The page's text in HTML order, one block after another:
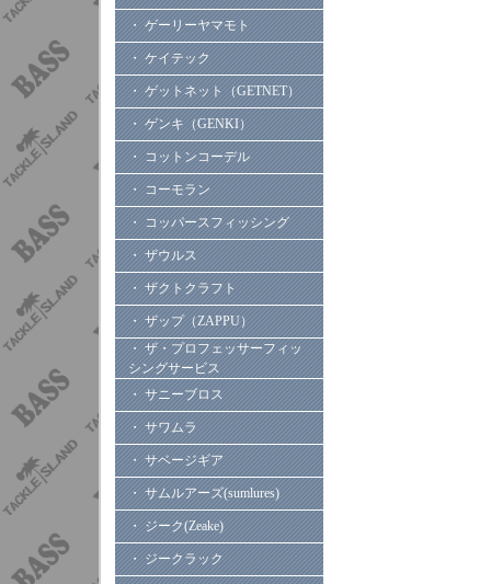
・ ゲーリーヤマモト
・ ケイテック
・ ゲットネット（GETNET）
・ ゲンキ（GENKI）
・ コットンコーデル
・ コーモラン
・ コッパースフィッシング
・ ザウルス
・ ザクトクラフト
・ ザップ（ZAPPU）
・ ザ・プロフェッサーフィッ
シングサービス
・ サニーブロス
・ サワムラ
・ サベージギア
・ サムルアーズ(sumlures)
・ ジーク(Zeake)
・ ジークラック